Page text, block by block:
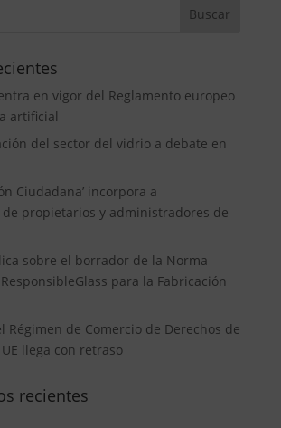
en vigor del Reglamento europeo
artificial
del sector del vidrio a debate en
Ciudadana’ incorpora a
propietarios y administradores de
sobre el borrador de la Norma
para la Fabricación
Régimen de Comercio de Derechos de
llega con retraso
recientes